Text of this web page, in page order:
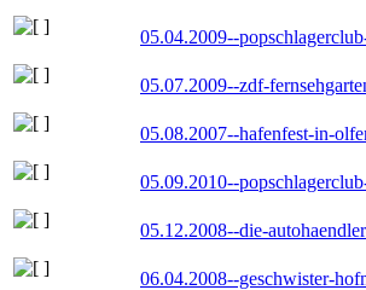
05.04.2009--
05.07.2009--zdf-
05.08.2007--hafenfest-in-
05.09.2010--
05.12.2008--die-
06.04.2008--geschwister-